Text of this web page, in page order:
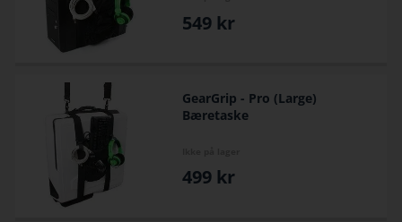
549 kr
GearGrip - Pro (Large)
Bæretaske
499 kr